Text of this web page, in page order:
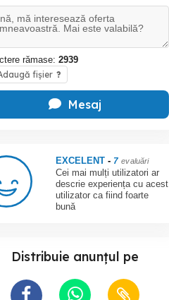
rămase: 2939
fișier ?
Mesaj
EXCELENT- 7 evaluări
Cei mai mulți utilizatori ar
descrie experiența cu acest
utilizator ca fiind foarte
bună
Distribuie anunțul pe